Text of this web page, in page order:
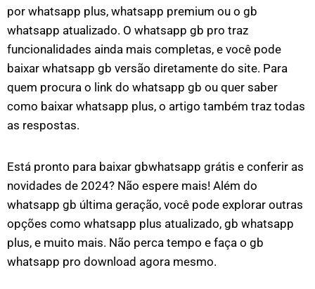
por whatsapp plus, whatsapp premium ou o gb
whatsapp atualizado. O whatsapp gb pro traz
funcionalidades ainda mais completas, e você pode
baixar whatsapp gb versão diretamente do site. Para
quem procura o link do whatsapp gb ou quer saber
como baixar whatsapp plus, o artigo também traz todas
as respostas.
Está pronto para baixar gbwhatsapp grátis e conferir as
novidades de 2024? Não espere mais! Além do
whatsapp gb última geração, você pode explorar outras
opções como whatsapp plus atualizado, gb whatsapp
plus, e muito mais. Não perca tempo e faça o gb
whatsapp pro download agora mesmo.